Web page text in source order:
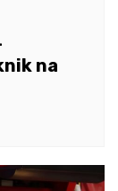
na